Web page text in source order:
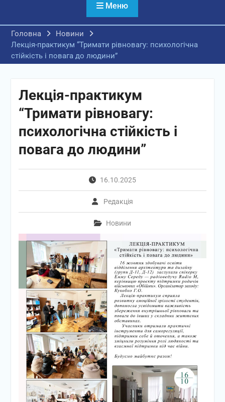
Меню
Головна
Новини
Лекція-практикум “Тримати рівновагу: психологічна
стійкість і повага до людини”
Лекція-практикум
“Тримати рівновагу:
психологічна стійкість і
повага до людини”
16.10.2025
Редакція
Новини